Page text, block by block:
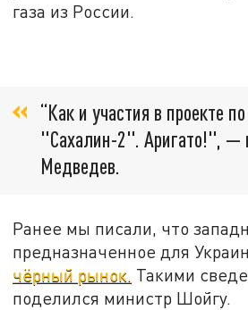
газа из России.
“Как и участия в проекте
"Сахалин-2". Аригато!", —
Медведев.
Ранее мы писали, что
предназначенное для
чёрный рынок. Такими
поделился министр Шойгу.